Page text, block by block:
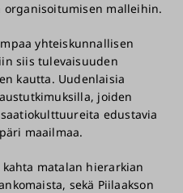
malleihin.
yhteiskunnallisen
siis tulevaisuuden
kautta. Uudenlaisia
joiden
edustavia
maailmaa.
matalan hierarkian
sekä Piilaakson